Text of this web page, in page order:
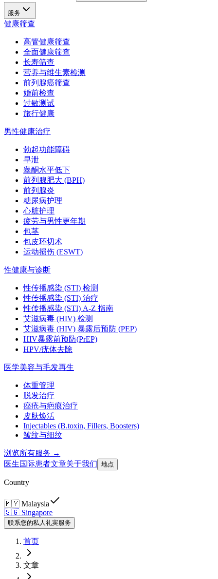
服务
健康筛查
高管健康筛查
全面健康筛查
长寿筛查
营养与维生素检测
前列腺癌筛查
婚前检查
过敏测试
旅行健康
男性健康治疗
勃起功能障碍
早泄
睾酮水平低下
前列腺肥大 (BPH)
前列腺炎
糖尿病护理
心脏护理
疲劳与男性更年期
包茎
包皮环切术
运动损伤 (ESWT)
性健康与诊断
性传播感染 (STI) 检测
性传播感染 (STI) 治疗
性传播感染 (STI) A-Z 指南
艾滋病毒 (HIV) 检测
艾滋病毒 (HIV) 暴露后预防 (PEP)
HIV暴露前预防(PrEP)
HPV/疣体去除
医学美容与毛发再生
体重管理
脱发治疗
痤疮与疤痕治疗
皮肤焕活
Injectables (B.toxin, Fillers, Boosters)
皱纹与细纹
浏览所有服务 →
医生国际患者文章关于我们 地点
Country
🇲🇾 Malaysia
🇸🇬 Singapore
联系您的私人礼宾服务
首页
文章